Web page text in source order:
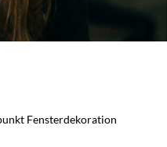
Fensterdekoration